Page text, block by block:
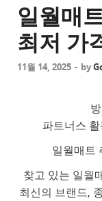
일월매
최저 가
11월 14, 2025 - by
파트너스
일월매트
찾고 있는 일월
최신의 브랜드,